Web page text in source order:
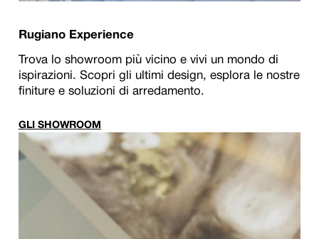
Rugiano Experience
Trova lo showroom più vicino e vivi un mondo di
ispirazioni. Scopri gli ultimi design, esplora le nostre
finiture e soluzioni di arredamento.
GLI SHOWROOM